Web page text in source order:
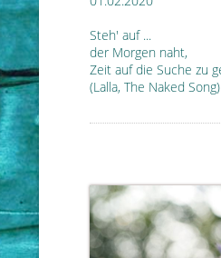
Steh' auf ...
der Morgen naht,
Zeit auf die Suche zu
(Lalla, The Naked Song)